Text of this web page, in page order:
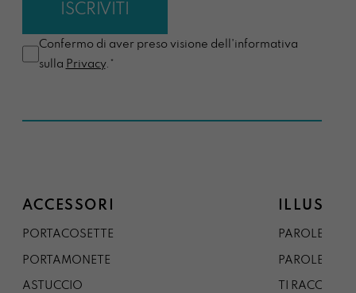
Confermo di aver preso visione dell'informativa
sulla Privacy.*
ACCESSORI
PORTACOSETTE
PORTAMONETE
ASTUCCIO
PAROLE DAL
PAROLE DA
TI